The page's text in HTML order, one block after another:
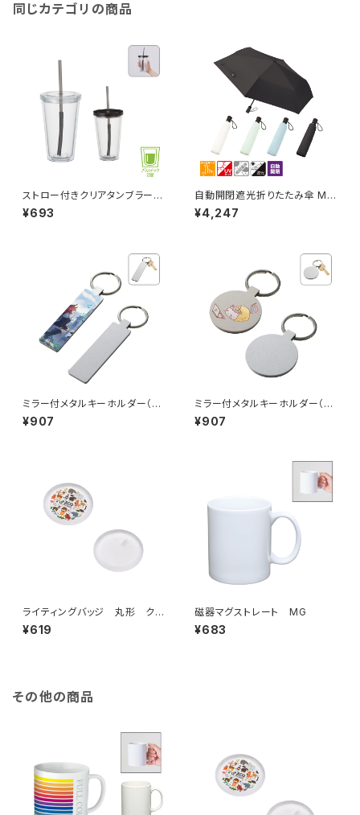
同じカテゴリの商品
ストロー付きクリアタンブラー
MG
¥693
自動開閉遮光折りたたみ傘 MG
（スムーズ収納タイプ）
¥4,247
ミラー付メタルキーホルダー（ス
¥907
ミラー付メタルキーホルダー（ラ
ウンド） マットシルバー MG
¥907
ライティングバッジ 丸形 クリ
ア MG
¥619
磁器マグストレート MG
¥683
その他の商品